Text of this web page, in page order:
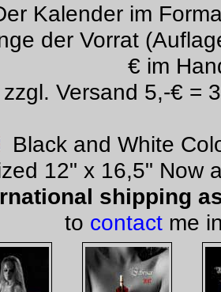
Kalender im
der Vorrat
€ im
zzgl. Versand 5,-€ =
Black and White
12" x 16,5" Now
shipping
to contact me